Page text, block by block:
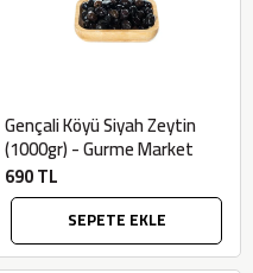
Gençali Köyü Siyah Zeytin
(1000gr) - Gurme Market
690 TL
SEPETE EKLE